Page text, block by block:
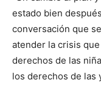
estado bien
conversación que
atender la crisis
derechos de las
los derechos de las